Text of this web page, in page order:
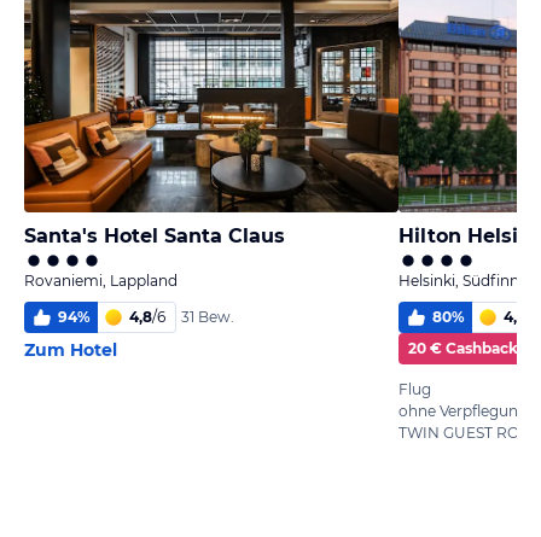
Santa's Hotel Santa Claus
Rovaniemi, Lappland
94% 4,8/6 31 Bew.
Zum Hotel
Hilton
Helsinki,
80% 4,7
20 € Cashback
Flug
ohne Verpflegung
TWIN GUEST